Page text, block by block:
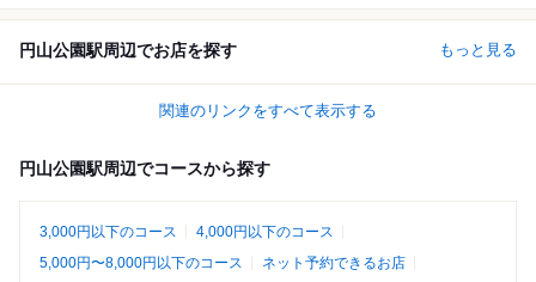
円山公園駅周辺でお店を探す もっと見る
関連のリンクをすべて表示する
円山公園駅周辺でコースから探す
3,000円以下のコース
4,000円以下のコース
5,000円〜8,000円以下のコース
ネット予約できるお店